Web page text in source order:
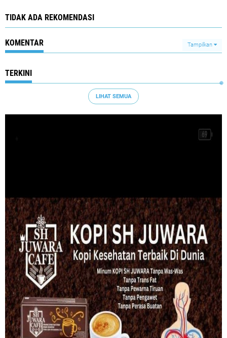
TIDAK ADA REKOMENDASI
KOMENTAR Tampilkan
TERKINI
LIHAT SEMUA